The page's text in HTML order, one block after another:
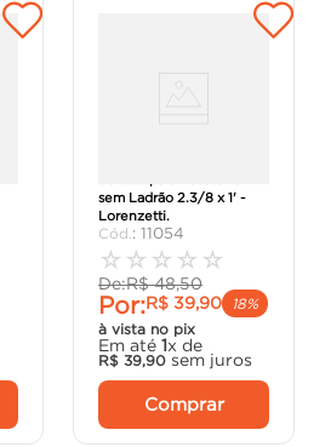
sem Ladrão 2.3/8 x 1' -
Lorenzetti.
: 11054
☆ ☆ ☆ ☆ ☆
De:R$ 48,50
Por:R$ 39,90
18%
à vista no pix
Em até 1x de
R$ 39,90 sem juros
Comprar